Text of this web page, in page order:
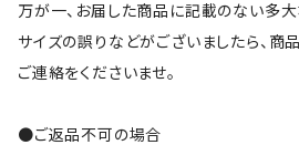
万が一、お届した商品に記載のない多
サイズの誤りなどがございましたら、商
ご連絡をくださいませ。
●ご返品不可の場合